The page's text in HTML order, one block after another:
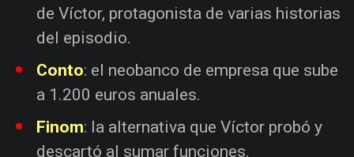
de Víctor, protagonista de varias historias
del episodio.
Conto: el neobanco de empresa que sube
a 1.200 euros anuales.
Finom: la alternativa que Víctor probó y
descartó al sumar funciones.